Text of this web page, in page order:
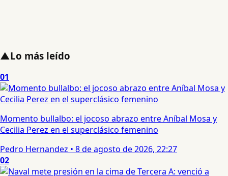
▲Lo más leído
01
Momento bullalbo: el jocoso abrazo entre Aníbal Mosa y
Cecilia Perez en el superclásico femenino
Pedro Hernandez • 8 de agosto de 2026, 22:27
02